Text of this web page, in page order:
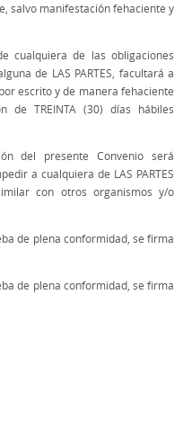
salvo manifestación fehaciente y
cualquiera de las obligaciones
de LAS PARTES, facultará a
escrito y de manera fehaciente
de TREINTA (30) días hábiles
del presente Convenio será
a cualquiera de LAS PARTES
con otros organismos y/o
de plena conformidad, se firma
de plena conformidad, se firma